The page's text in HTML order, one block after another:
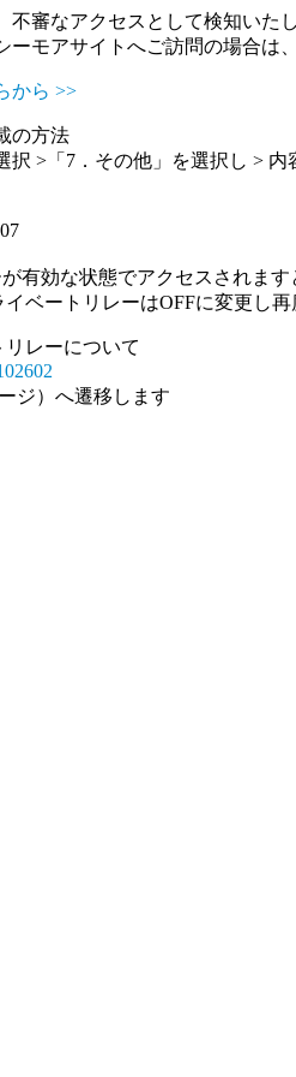
不審なアクセスとして検知いたし
ーモアサイトへご訪問の場合は
から >>
の方法
択 >「7．その他」を選択し >
有効な状態でアクセスされま
ベートリレーはOFFに変更し再
リレーについて
ジ）へ遷移します